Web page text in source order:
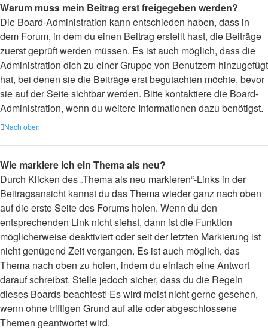
Warum muss mein Beitrag erst freigegeben werden?
Die Board-Administration kann entschieden haben, dass in
dem Forum, in dem du einen Beitrag erstellt hast, die Beiträge
zuerst geprüft werden müssen. Es ist auch möglich, dass die
Administration dich zu einer Gruppe von Benutzern hinzugefügt
hat, bei denen sie die Beiträge erst begutachten möchte, bevor
sie auf der Seite sichtbar werden. Bitte kontaktiere die Board-
Administration, wenn du weitere Informationen dazu benötigst.
Nach oben
Wie markiere ich ein Thema als neu?
Durch Klicken des „Thema als neu markieren“-Links in der
Beitragsansicht kannst du das Thema wieder ganz nach oben
auf die erste Seite des Forums holen. Wenn du den
entsprechenden Link nicht siehst, dann ist die Funktion
möglicherweise deaktiviert oder seit der letzten Markierung ist
nicht genügend Zeit vergangen. Es ist auch möglich, das
Thema nach oben zu holen, indem du einfach eine Antwort
darauf schreibst. Stelle jedoch sicher, dass du die Regeln
dieses Boards beachtest! Es wird meist nicht gerne gesehen,
wenn ohne triftigen Grund auf alte oder abgeschlossene
Themen geantwortet wird.